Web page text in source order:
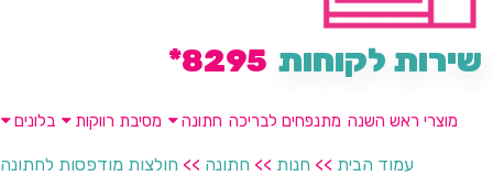
שירות לקוחות 8295*
מוצרי ראש השנה מתנפחים לבריכה חתונה מסיבת רווקות בלונים
עמוד הבית >> חנות >> חתונה >> חולצות מודפסות לחתונה